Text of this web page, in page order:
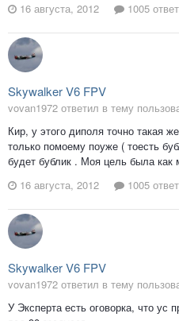
16 августа, 2012
1005
Skywalker V6 FPV
vovan1972 ответил в тему
Кир, у этого диполя точно такая
только помоему поуже ( тоесть
будет бублик . Моя цель была
16 августа, 2012
1005
Skywalker V6 FPV
vovan1972 ответил в тему
У Эксперта есть оговорка, что ус